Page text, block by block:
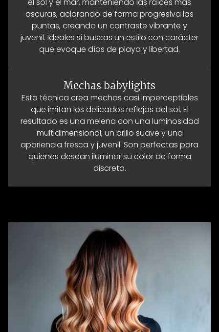
el sol y el mar, manteniendo las raíces más
oscuras, aclarando de forma progresiva las
puntas, creando un contraste vibrante y
juvenil. Ideales si buscas un estilo con carácter
que evoque días de playa y libertad.
Mechas babylights
Esta técnica crea mechas casi imperceptibles
que imitan los delicados reflejos del sol. El
resultado es una melena con una luminosidad
multidimensional, un brillo suave y una
apariencia fresca y juvenil. Son perfectas para
quienes desean iluminar su color de forma
discreta.